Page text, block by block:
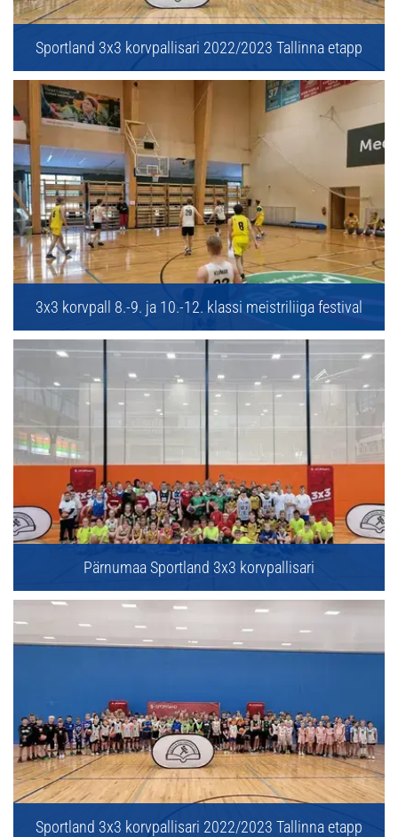
Sportland 3x3 korvpallisari 2022/2023 Tallinna etapp
3x3 korvpall 8.-9. ja 10.-12. klassi meistriliiga festival
Pärnumaa Sportland 3x3 korvpallisari
Sportland 3x3 korvpallisari 2022/2023 Tallinna etapp